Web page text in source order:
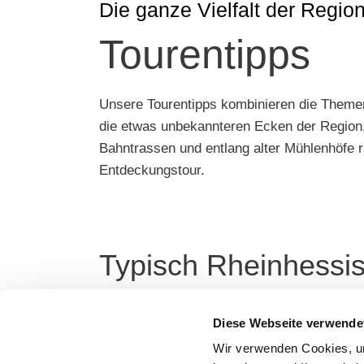
Diese Webseite
Wir verwenden Cookies,
Die ganze Vielfalt der Region
Tourentipps
Unsere Tourentipps kombinieren die
die etwas unbekannteren Ecken der
Bahntrassen und entlang alter Mühlenhöfe
Entdeckungstour.
Typisch